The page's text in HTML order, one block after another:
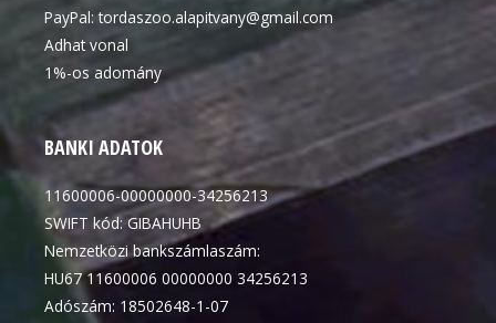
PayPal:tordaszoo.alapitvany@gmail.com
Adhat vonal
1%-os adomány
BANKI ADATOK
11600006-00000000-34256213
SWIFT kód: GIBAHUHB
Nemzetközi bankszámlaszám:
HU67 11600006 00000000 34256213
Adószám: 18502648-1-07